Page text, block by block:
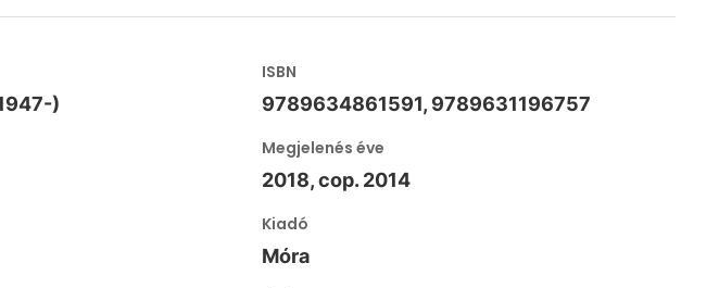
)
ISBN
9789634861591, 9789631196757
Megjelenés éve
2018, cop. 2014
Kiadó
Móra